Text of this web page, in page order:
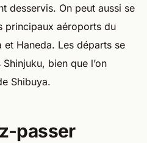
desservis. On peut aussi se
principaux aéroports du
Haneda. Les départs se
bien que l’on
Shibuya.
passer